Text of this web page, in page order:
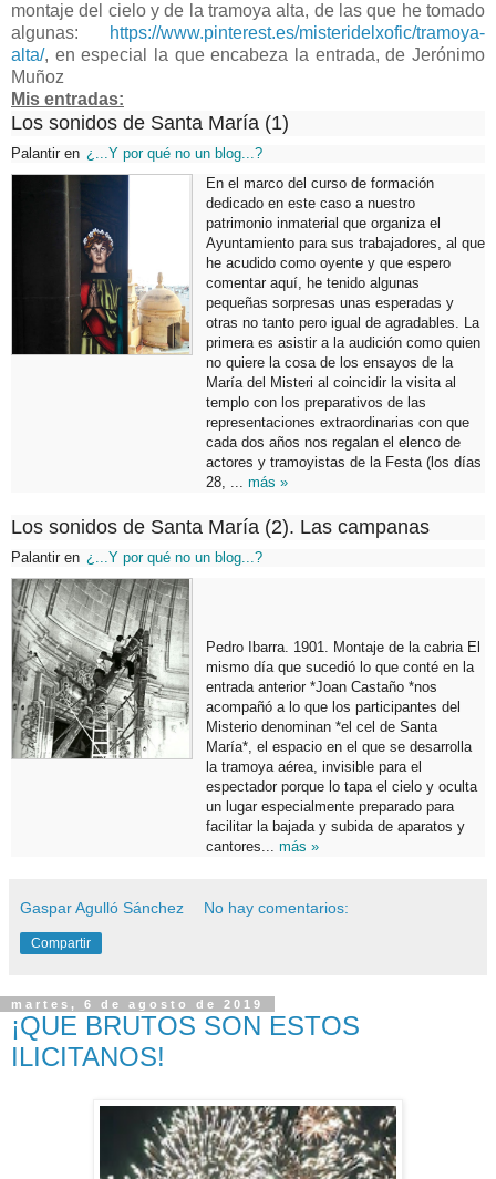
montaje del cielo y de la tramoya alta, de las que he tomado
algunas:
https://www.pinterest.es/misteridelxofic/tramoya-
alta/, en especial la que encabeza la entrada, de Jerónimo
Muñoz
Mis entradas:
Los sonidos de Santa María (1)
Palantir en ¿...Y por qué no un blog...?
En el marco del curso de formación
dedicado en este caso a nuestro
patrimonio inmaterial que organiza el
Ayuntamiento para sus trabajadores, al que
he acudido como oyente y que espero
comentar aquí, he tenido algunas
pequeñas sorpresas unas esperadas y
otras no tanto pero igual de agradables. La
primera es asistir a la audición como quien
no quiere la cosa de los ensayos de la
María del Misteri al coincidir la visita al
templo con los preparativos de las
representaciones extraordinarias con que
cada dos años nos regalan el elenco de
actores y tramoyistas de la Festa (los días
28, ... más »
Los sonidos de Santa María (2). Las campanas
Palantir en ¿...Y por qué no un blog...?
Pedro Ibarra. 1901. Montaje de la cabria El
mismo día que sucedió lo que conté en la
entrada anterior *Joan Castaño *nos
acompañó a lo que los participantes del
Misterio denominan *el cel de Santa
María*, el espacio en el que se desarrolla
la tramoya aérea, invisible para el
espectador porque lo tapa el cielo y oculta
un lugar especialmente preparado para
facilitar la bajada y subida de aparatos y
cantores... más »
Gaspar Agulló Sánchez No hay comentarios:
Compartir
martes, 6 de agosto de 2019
¡QUE BRUTOS SON ESTOS
ILICITANOS!